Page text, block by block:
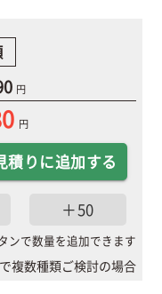
円
円
積りに追加する
＋50
ンで数量を追加できます
複数種類ご検討の場合